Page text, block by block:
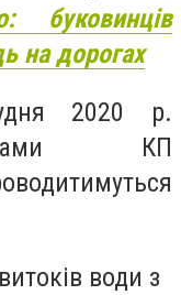
буковинців
на дорогах
2020 р.
КП
води з